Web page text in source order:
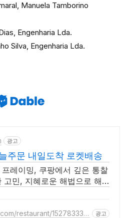
Manuela Tamborino
Engenharia Lda.
Silva, Engenharia Lda.
광고
주문 내일도착 로켓배송
레이밍, 쿠팡에서 깊은 통찰
고민, 지혜로운 해법으로 해
restaurant/152783334
광고